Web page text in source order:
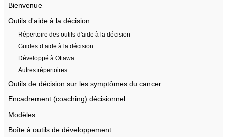
Bienvenue
Outils d'aide à la décision
Répertoire des outils d'aide à la décision
Guides d’aide à la décision
Développé à Ottawa
Autres répertoires
Outils de décision sur les symptômes du cancer
Encadrement (coaching) décisionnel
Modèles
Boîte à outils de développement